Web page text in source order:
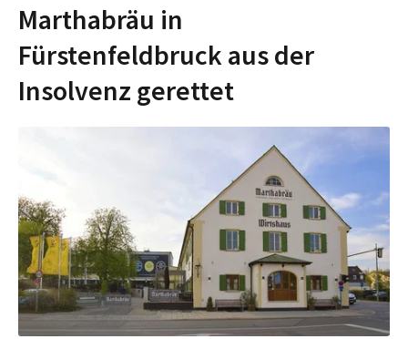
Marthabräu in
Fürstenfeldbruck aus der
Insolvenz gerettet